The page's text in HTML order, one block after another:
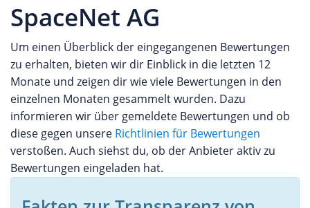
SpaceNet AG
Um einen Überblick der eingegangenen Bewertungen
zu erhalten, bieten wir dir Einblick in die letzten 12
Monate und zeigen dir wie viele Bewertungen in den
einzelnen Monaten gesammelt wurden. Dazu
informieren wir über gemeldete Bewertungen und ob
diese gegen unsere Richtlinien für Bewertungen
verstoßen. Auch siehst du, ob der Anbieter aktiv zu
Bewertungen eingeladen hat.